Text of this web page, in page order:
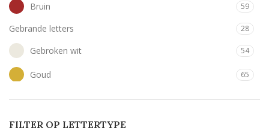
Bruin 59
Gebrande letters 28
Gebroken wit 54
Goud 65
Hard roze 64
Licht roze
FILTER OP LETTERTYPE